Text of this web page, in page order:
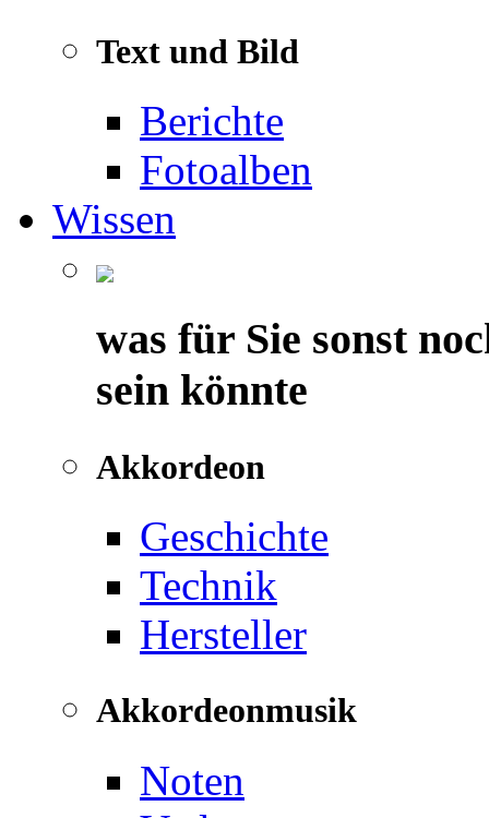
Text und Bild
Berichte
Fotoalben
Wissen
was für Sie sonst
sein könnte
Akkordeon
Geschichte
Technik
Hersteller
Akkordeonmusik
Noten